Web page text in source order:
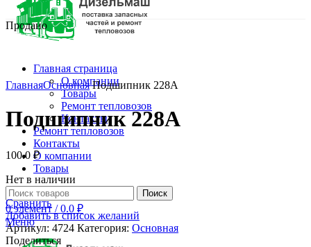
Главная страница
О компании
Товары
Ремонт тепловозов
Контакты
Ремонт тепловозов
Контакты
О компании
Товары
Поиск
0элемент / 0.0 ₽
Меню
Продано
Нажмите, чтобы увеличить
ГлавнаяОсновнаяПодшипник 228А
Подшипник 228А
100.0 ₽
Нет в наличии
Сравнить
Добавить в список желаний
Артикул: 4724 Категория: Основная
Поделиться